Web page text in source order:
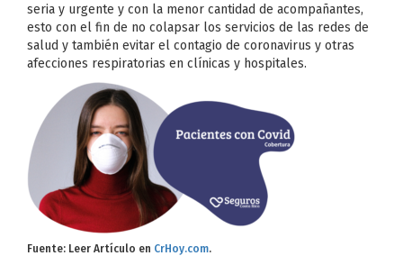
seria y urgente y con la menor cantidad de acompañantes,
esto con el fin de no colapsar los servicios de las redes de
salud y también evitar el contagio de coronavirus y otras
afecciones respiratorias en clínicas y hospitales.
Fuente: Leer Artículo en CrHoy.com.